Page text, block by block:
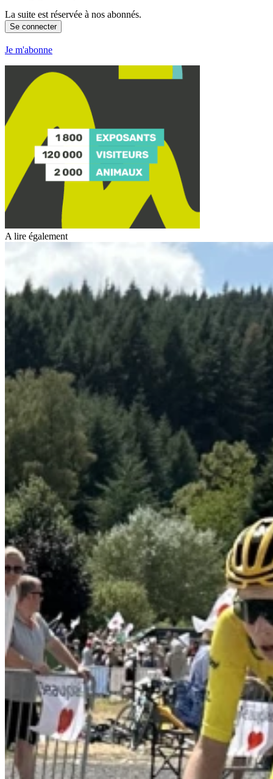
La suite est réservée à nos abonnés.
Se connecter
Je m'abonne
A lire également